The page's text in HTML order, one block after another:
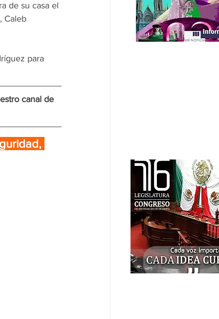
de su casa el
Caleb
para
canal de